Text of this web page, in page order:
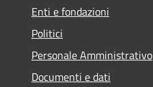
Enti e fondazioni
Politici
Personale Amministrativo
Documenti e dati